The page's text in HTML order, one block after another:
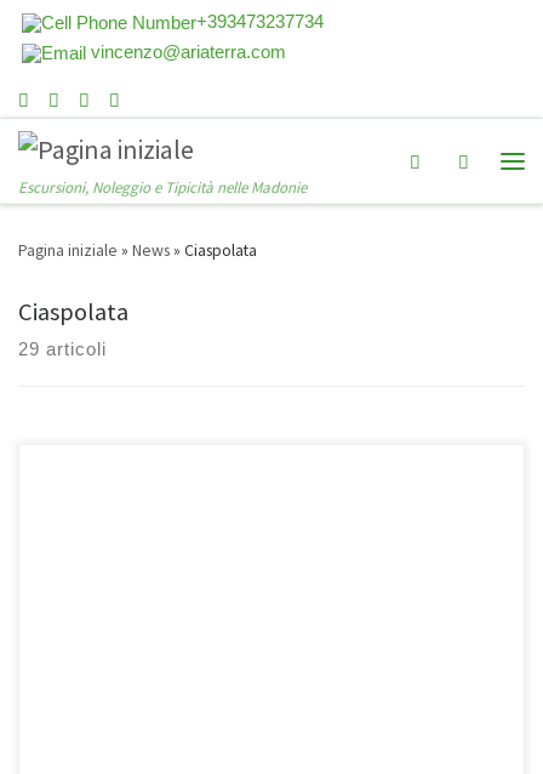
+393473237734
vincenzo@ariaterra.com
Escursioni, Noleggio e Tipicità nelle Madonie
Search
Pagina iniziale » News» Ciaspolata
Ciaspolata
29 articoli